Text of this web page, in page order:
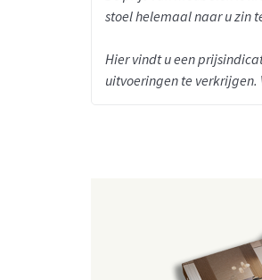
stoel helemaal naar u zin
Hier vindt u een
uitvoeringen te